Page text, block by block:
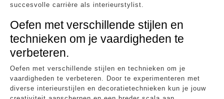
succesvolle carrière als interieurstylist.
Oefen met verschillende stijlen en
technieken om je vaardigheden te
verbeteren.
Oefen met verschillende stijlen en technieken om je
vaardigheden te verbeteren. Door te experimenteren met
diverse interieurstijlen en decoratietechnieken kun je jouw